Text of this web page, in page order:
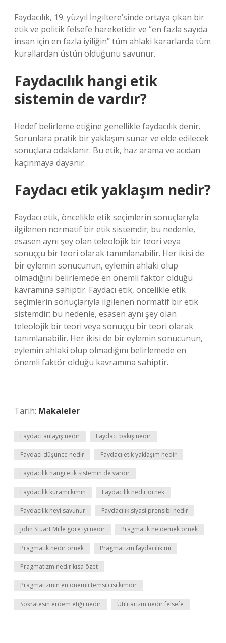
Faydacılık, 19. yüzyıl İngiltere’sinde ortaya çıkan bir
etik ve politik felsefe hareketidir ve “en fazla sayıda
insan için en fazla iyiliğin” tüm ahlaki kararlarda tüm
kurallardan üstün olduğunu savunur.
Faydacılık hangi etik
sistemin de vardır?
Hedef belirleme etiğine genellikle faydacılık denir.
Sorunlara pratik bir yaklaşım sunar ve elde edilecek
sonuçlara odaklanır. Bu etik, haz arama ve acıdan
kaçınmaya dayanır.
Faydacı etik yaklaşım nedir?
Faydacı etik, öncelikle etik seçimlerin sonuçlarıyla
ilgilenen normatif bir etik sistemdir; bu nedenle,
esasen aynı şey olan teleolojik bir teori veya
sonuççu bir teori olarak tanımlanabilir. Her ikisi de
bir eylemin sonucunun, eylemin ahlaki olup
olmadığını belirlemede en önemli faktör olduğu
kavramına sahiptir. Faydacı etik, öncelikle etik
seçimlerin sonuçlarıyla ilgilenen normatif bir etik
sistemdir; bu nedenle, esasen aynı şey olan
teleolojik bir teori veya sonuççu bir teori olarak
tanımlanabilir. Her ikisi de bir eylemin sonucunun,
eylemin ahlaki olup olmadığını belirlemede en
önemli faktör olduğu kavramına sahiptir.
Tarih: Makaleler
Faydacı anlayış nedir Faydacı bakış nedir
Faydacı düşünce nedir Faydacı etik yaklaşım nedir
Faydacılık hangi etik sistemin de vardır
Faydacılık kuramı kimin Faydacılık nedir örnek
Faydacılık neyi savunur Faydacılık siyasi prensibi nedir
John Stuart Mille göre iyi nedir Pragmatik ne demek örnek
Pragmatik nedir örnek Pragmatizm faydacılık mı
Pragmatizm nedir kısa özet
Pragmatizmin en önemli temsilcisi kimdir
Sokratesin erdem etiği nedir Ütilitarizm nedir felsefe